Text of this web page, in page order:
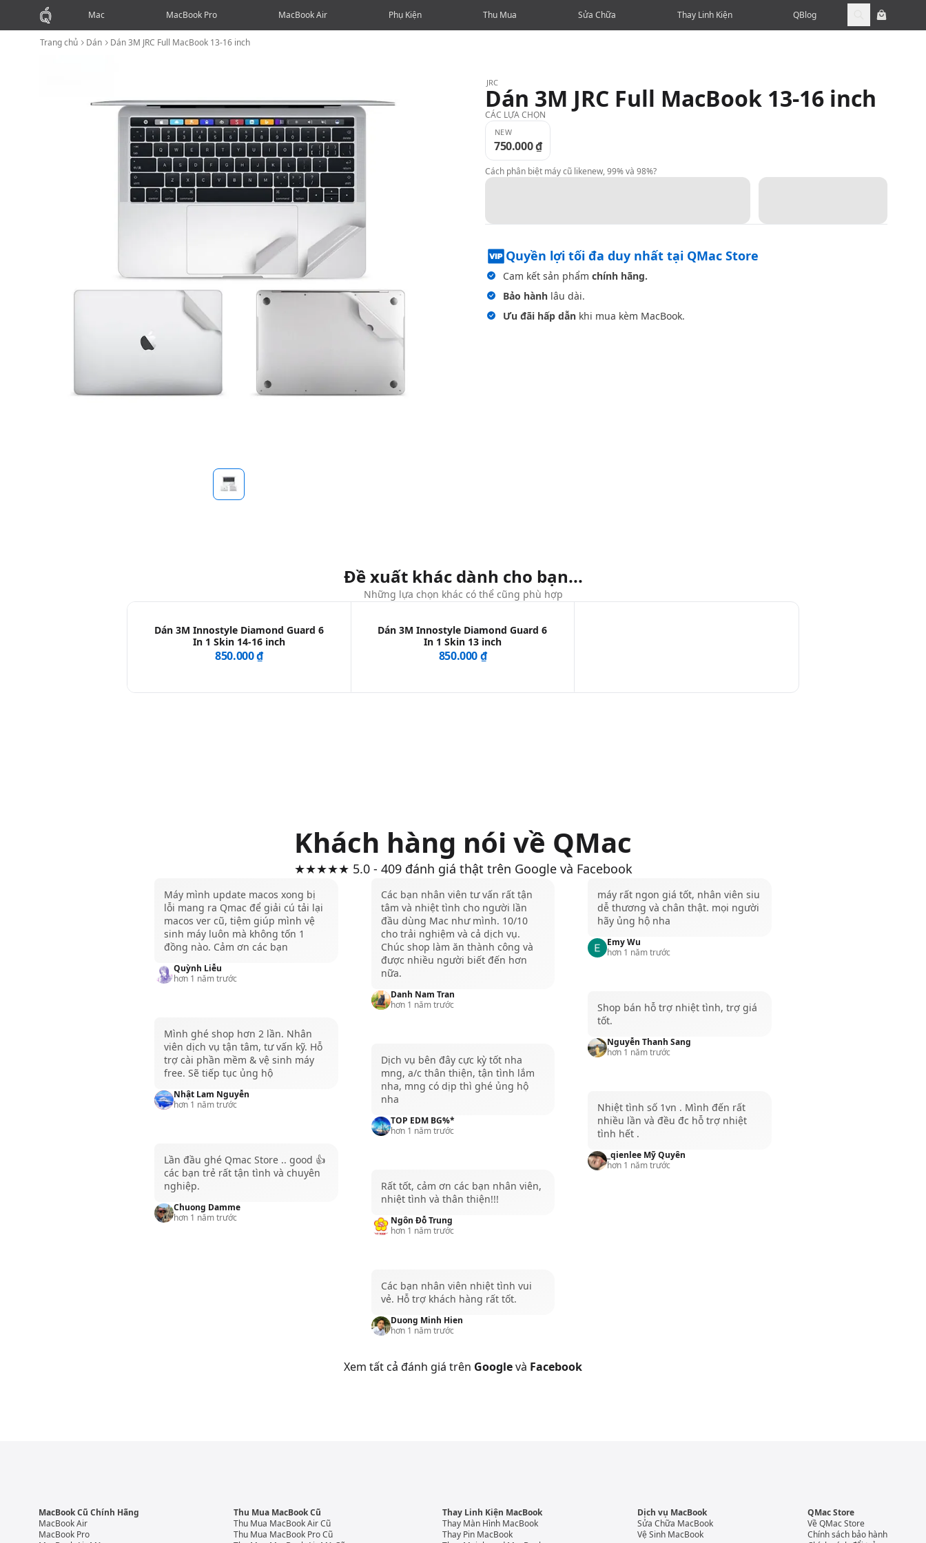
Mac MacBook Pro MacBook Air Phụ Kiện Thu Mua Sửa Chữa Thay Linh Kiện QBlog
Trang chủ Dán Dán 3M JRC Full MacBook 13-16 inch
JRC
Dán 3M JRC Full MacBook 13-16 inch
CÁC LỰA CHỌN
NEW
750.000 ₫
Cách phân biệt máy cũ likenew, 99% và 98%?
Quyền lợi tối đa duy nhất tại QMac Store
Cam kết sản phẩm chính hãng.
Bảo hành lâu dài.
Ưu đãi hấp dẫn khi mua kèm MacBook.
Đề xuất khác dành cho bạn...
Những lựa chọn khác có thể cũng phù hợp
Dán 3M Innostyle Diamond Guard 6
In 1 Skin 14-16 inch
850.000 ₫
Dán 3M Innostyle Diamond Guard 6
In 1 Skin 13 inch
850.000 ₫
Khách hàng nói về QMac
★★★★★ 5.0 - 409 đánh giá thật trên Google và Facebook
Máy mình update macos xong bị
lỗi mang ra Qmac để giải cú tải lại
macos ver cũ, tiệm giúp mình vệ
sinh máy luôn mà không tốn 1
đồng nào. Cảm ơn các bạn
Quỳnh Liễu
hơn 1 năm trước
Mình ghé shop hơn 2 lần. Nhân
viên dịch vụ tận tâm, tư vấn kỹ. Hỗ
trợ cài phần mềm & vệ sinh máy
free. Sẽ tiếp tục ủng hộ
Nhật Lam Nguyễn
hơn 1 năm trước
Lần đầu ghé Qmac Store .. good 👍
các bạn trẻ rất tận tình và chuyên
nghiệp.
Chuong Damme
hơn 1 năm trước
Các bạn nhân viên tư vấn rất tận
tâm và nhiệt tình cho người lần
đầu dùng Mac như mình. 10/10
cho trải nghiệm và cả dịch vụ.
Chúc shop làm ăn thành công và
được nhiều người biết đến hơn
nữa.
Danh Nam Tran
hơn 1 năm trước
Dịch vụ bên đây cực kỳ tốt nha
mng, a/c thân thiện, tận tình lắm
nha, mng có dịp thì ghé ủng hộ
nha
TOP EDM BG%*
hơn 1 năm trước
Rất tốt, cảm ơn các bạn nhân viên,
nhiệt tình và thân thiện!!!
Ngôn Đỗ Trung
hơn 1 năm trước
Các bạn nhân viên nhiệt tình vui
vẻ. Hỗ trợ khách hàng rất tốt.
Duong Minh Hien
hơn 1 năm trước
máy rất ngon giá tốt, nhân viên siu
dễ thương và chân thật. mọi người
hãy ủng hộ nha
Emy Wu
hơn 1 năm trước
Shop bán hỗ trợ nhiệt tình, trợ giá
tốt.
Nguyễn Thanh Sang
hơn 1 năm trước
Nhiệt tình số 1vn . Mình đến rất
nhiều lần và đều đc hỗ trợ nhiệt
tình hết .
_qienlee Mỹ Quyên
hơn 1 năm trước
Xem tất cả đánh giá trên Googlevà Facebook
MacBook Cũ Chính Hãng
MacBook Air
MacBook Pro
Thu Mua MacBook Cũ
Thu Mua MacBook Air Cũ
Thu Mua MacBook Pro Cũ
Thay Linh Kiện MacBook
Thay Màn Hình MacBook
Thay Pin MacBook
Dịch vụ MacBook
Sửa Chữa MacBook
Vệ Sinh MacBook
QMac Store
Về QMac Store
Chính sách bảo hành